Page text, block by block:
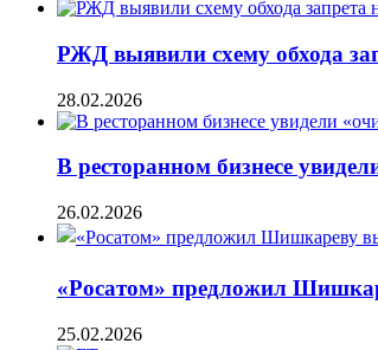
РЖД выявили схему обхода
28.02.2026
В ресторанном бизнесе
26.02.2026
«Росатом» предложил
25.02.2026